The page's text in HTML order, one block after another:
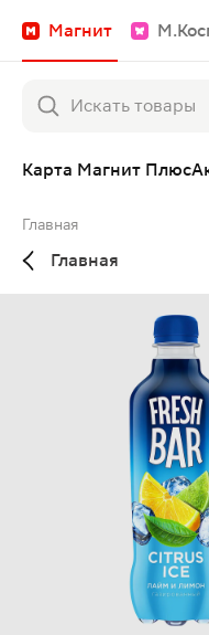
Магнит
Карта Магнит Плюс
Главная
Главная